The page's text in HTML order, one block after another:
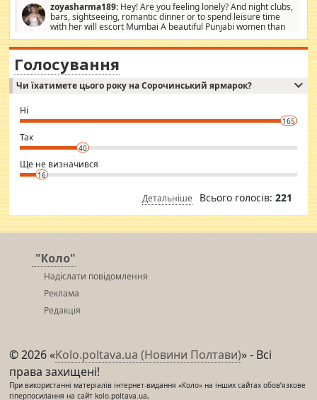
витрат, а тільки узгоджених сум і нічого іншого. Не чекайте і не
коментуйте цей пост. Введіть суму, яку ви хочете подати, і ми
зв'яжемося з вами з усіма варіантами. зв'яжіться з нами
сьогодні на garciajsacramento@gmail.com Вам потрібні термінові
гроші? Ми можемо допомогти!
zoyasharma189: Hey! Are you feeling lonely? And night clubs,
bars, sightseeing, romantic dinner or to spend leisure time
with her will escort Mumbai A beautiful Punjabi women than
sexy escort companion in arms that you guys feel like 5 star luxury
hotel had to spend the night in their search for loved solitaire free
woman "Love Solitaire" beautiful figure and shapely body shapes.
Independent escort in Mumbai, truthful, friendly and cheerful girl.
WhatsApp via an easily can see the latest pictures of her body and the
want to meet new people. Sakshi Mirchandani health and figure
conscious in order to keep yourself fit and regularly go to the health
club.
⇒ sakshimirchandani.com
Голосування
Чи їхатимете цього року на Сорочинський ярмарок?
Ні
165
Так
40
Ще не визначився
16
Детальніше Всього голосів: 221
"Коло"
Надіслати повідомлення
Реклама
Редакція
© 2026 «Kolo.poltava.ua (Новини Полтави)» - Всі
права захищені!
При використанні матеріалів інтернет-видання «Коло» на інших сайтах обов’язкове
гіперпосилання на сайт kolo.poltava.ua,